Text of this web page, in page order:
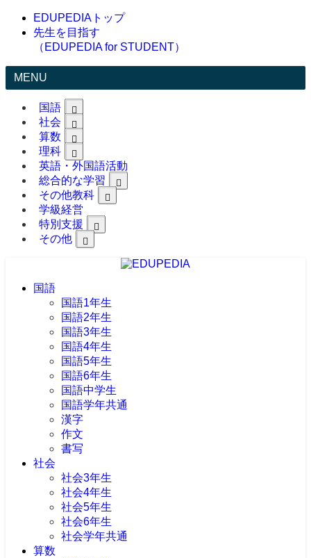
EDUPEDIAトップ
先生を目指す
（EDUPEDIA for STUDENT）
MENU
国語
社会
算数
理科
英語・外国語活動
総合的な学習
その他教科
学級経営
特別支援
その他
国語
国語1年生
国語2年生
国語3年生
国語4年生
国語5年生
国語6年生
国語中学生
国語学年共通
漢字
作文
書写
社会
社会3年生
社会4年生
社会5年生
社会6年生
社会学年共通
算数